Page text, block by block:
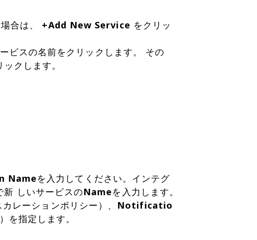
合は、 +Add New Service をクリッ
ビスの名前をクリックします。 その
Nameを入力してください。インテグ
しいサービスのNameを入力します。
レーションポリシー）、 Notificatio
を指定します。